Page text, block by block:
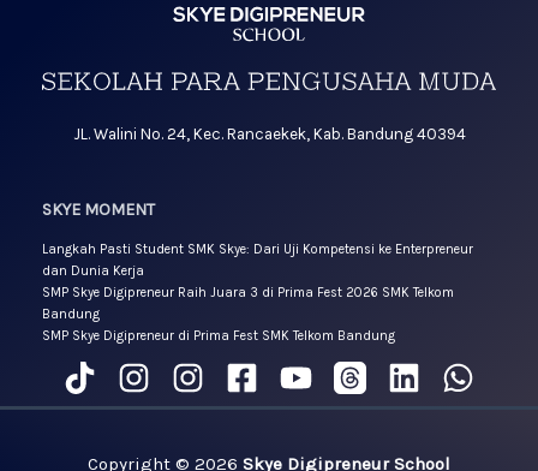
JL. Walini No. 24, Kec. Rancaekek, Kab. Bandung 40394
SKYE MOMENT
Langkah Pasti Student SMK Skye: Dari Uji Kompetensi ke Enterpreneur
dan Dunia Kerja
SMP Skye Digipreneur Raih Juara 3 di Prima Fest 2026 SMK Telkom
Bandung
SMP Skye Digipreneur di Prima Fest SMK Telkom Bandung
Copyright © 2026 Skye Digipreneur School